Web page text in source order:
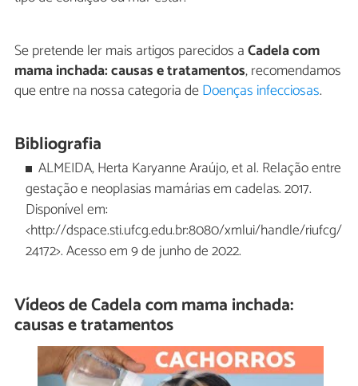
Se pretende ler mais artigos parecidos aCadela com
mama inchada: causas e tratamentos, recomendamos
que entre na nossa categoria deDoenças infecciosas.
Bibliografia
ALMEIDA, Herta Karyanne Araújo, et al. Relação entre
gestação e neoplasias mamárias em cadelas. 2017.
Disponível em:
<http://dspace.sti.ufcg.edu.br:8080/xmlui/handle/riufcg/
24172>. Acesso em 9 de junho de 2022.
Vídeos de Cadela com mama inchada:
causas e tratamentos